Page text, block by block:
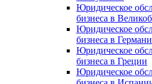
Юридическое
бизнеса в
Юридическое
бизнеса в
Юридическое
бизнеса в Греции
Юридическое